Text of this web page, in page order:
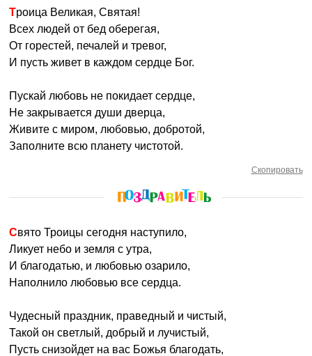
Троица Великая, Святая!
Всех людей от бед оберегая,
От горестей, печалей и тревог,
И пусть живет в каждом сердце Бог.
Пускай любовь не покидает сердце,
Не закрывается души дверца,
Живите с миром, любовью, добротой,
Заполните всю планету чистотой.
Скопировать
Свято Троицы сегодня наступило,
Ликует небо и земля с утра,
И благодатью, и любовью озарило,
Наполнило любовью все сердца.
Чудесный праздник, праведный и чистый,
Такой он светлый, добрый и лучистый,
Пусть снизойдет на вас Божья благодать,